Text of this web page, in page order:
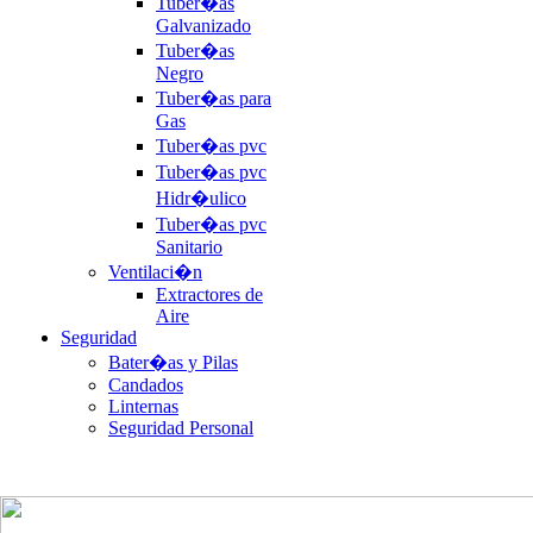
Galvanizado
Tuber�as
Negro
Tuber�as para
Gas
Tuber�as pvc
Tuber�as pvc
Hidr�ulico
Tuber�as pvc
Sanitario
Ventilaci�n
Extractores de
Aire
Seguridad
Bater�as y Pilas
Candados
Linternas
Seguridad Personal